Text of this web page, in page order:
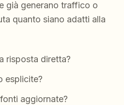
già generano traffico o
quanto siano adatti alla
risposta diretta?
esplicite?
aggiornate?